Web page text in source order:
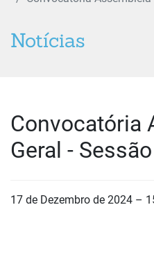
Notícias
Convocatória
Geral -
17 de Dezembro de 2024 –